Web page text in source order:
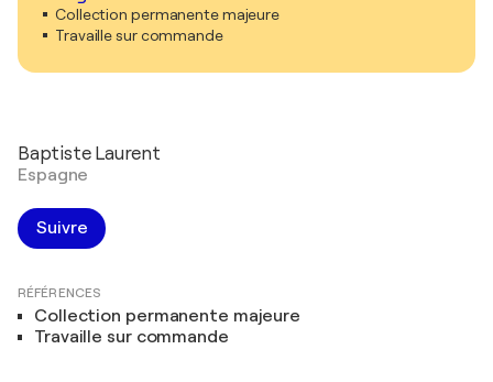
Collection permanente majeure
Travaille sur commande
Baptiste Laurent
Espagne
Suivre
RÉFÉRENCES
Collection permanente majeure
Travaille sur commande